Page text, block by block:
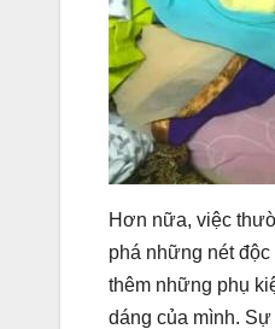
Hơn nữa, việc
phá những nét
thêm những phụ
dáng của mình.